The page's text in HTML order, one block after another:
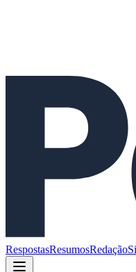
RespostasResumosRedação